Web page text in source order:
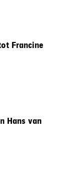
Francine
Hans van